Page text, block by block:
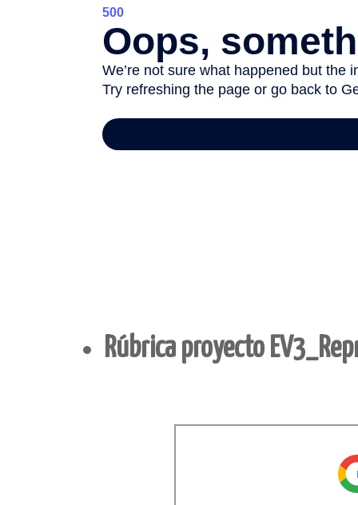
Rúbrica proyecto